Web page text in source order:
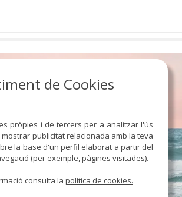
de Cookies
pròpies i de tercers per a analitzar l'ús
publicitat relacionada amb la teva
la base d'un perfil elaborat a partir del
(per exemple, pàgines visitades).
consulta la política de cookies.